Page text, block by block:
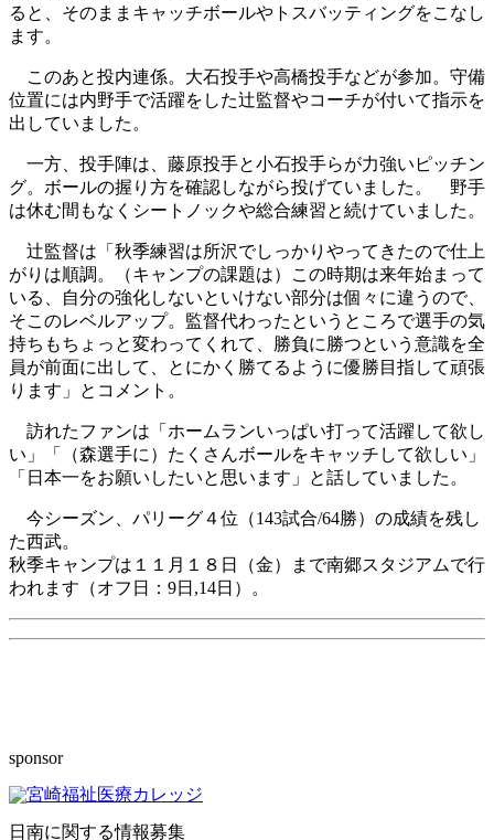
ると、そのままキャッチボールやトスバッティングをこなし
ます。
このあと投内連係。大石投手や高橋投手などが参加。守備
位置には内野手で活躍をした辻監督やコーチが付いて指示を
出していました。
一方、投手陣は、藤原投手と小石投手らが力強いピッチン
グ。ボールの握り方を確認しながら投げていました。 野手
は休む間もなくシートノックや総合練習と続けていました。
辻監督は「秋季練習は所沢でしっかりやってきたので仕上
がりは順調。（キャンプの課題は）この時期は来年始まって
いる、自分の強化しないといけない部分は個々に違うので、
そこのレベルアップ。監督代わったというところで選手の気
持ちもちょっと変わってくれて、勝負に勝つという意識を全
員が前面に出して、とにかく勝てるように優勝目指して頑張
ります」とコメント。
訪れたファンは「ホームランいっぱい打って活躍して欲し
い」「（森選手に）たくさんボールをキャッチして欲しい」
「日本一をお願いしたいと思います」と話していました。
今シーズン、パリーグ４位（143試合/64勝）の成績を残し
た西武。
秋季キャンプは１１月１８日（金）まで南郷スタジアムで行
われます（オフ日：9日,14日）。
sponsor
日南に関する情報募集